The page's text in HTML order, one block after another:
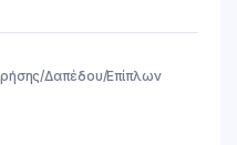
Δαπέδου/Επίπλων